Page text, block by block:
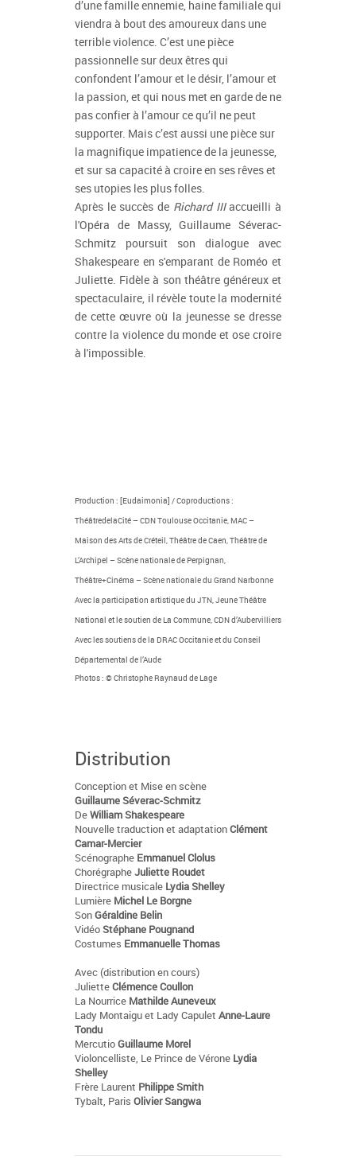
d’une famille ennemie, haine familiale qui
viendra à bout des amoureux dans une
terrible violence. C’est une pièce
passionnelle sur deux êtres qui
confondent l’amour et le désir, l’amour et
la passion, et qui nous met en garde de ne
pas confier à l’amour ce qu’il ne peut
supporter. Mais c’est aussi une pièce sur
la magnifique impatience de la jeunesse,
et sur sa capacité à croire en ses rêves et
ses utopies les plus folles.
Après le succès de Richard IIIaccueilli à
l'Opéra de Massy, Guillaume Séverac-
Schmitz poursuit son dialogue avec
Shakespeare en s'emparant de Roméo et
Juliette. Fidèle à son théâtre généreux et
spectaculaire, il révèle toute la modernité
de cette œuvre où la jeunesse se dresse
contre la violence du monde et ose croire
à l'impossible.
Production : [Eudaimonia] / Coproductions :
ThéâtredelaCité – CDN Toulouse Occitanie, MAC –
Maison des Arts de Créteil, Théâtre de Caen, Théâtre de
L’Archipel – Scène nationale de Perpignan,
Théâtre+Cinéma – Scène nationale du Grand Narbonne
Avec la participation artistique du JTN, Jeune Théâtre
National et le soutien de La Commune, CDN d’Aubervilliers
Avec les soutiens de la DRAC Occitanie et du Conseil
Départemental de l’Aude
Photos : © Christophe Raynaud de Lage
Distribution
Conception et Mise en scène
Guillaume Séverac-Schmitz
DeWilliam Shakespeare
Nouvelle traduction et adaptationClément
Camar-Mercier
Scénographe Emmanuel Clolus
ChorégrapheJuliette Roudet
Directrice musicale Lydia Shelley
Lumière Michel Le Borgne
SonGéraldine Belin
VidéoStéphane Pougnand
Costumes Emmanuelle Thomas
Avec (distribution en cours)
JulietteClémence Coullon
La Nourrice Mathilde Auneveux
Lady Montaigu et Lady Capulet Anne-Laure
Tondu
MercutioGuillaume Morel
Violoncelliste, Le Prince de Vérone Lydia
Shelley
Frère Laurent Philippe Smith
Tybalt, Paris Olivier Sangwa